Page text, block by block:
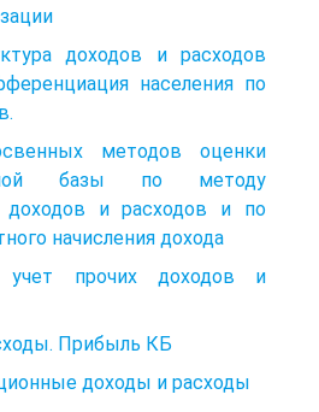
доходов и расходов
населения по
методов оценки
базы по методу
доходов и расходов и по
начисления дохода
учет прочих доходов и
Прибыль КБ
доходы и расходы